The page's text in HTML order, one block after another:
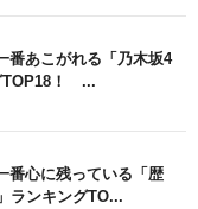
番あこがれる「乃木坂4
TOP18！ ...
番心に残っている「歴
ランキングTO...